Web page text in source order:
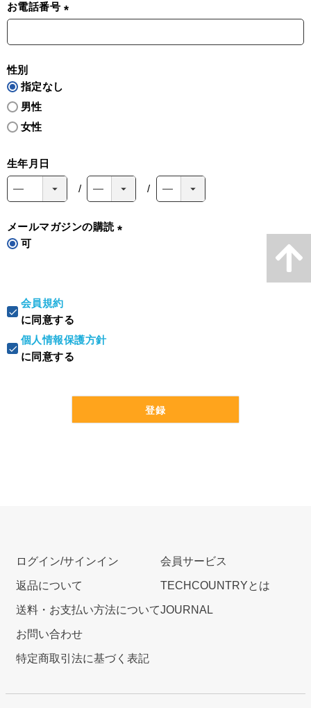
お電話番号
必
性別
指定なし
男性
女性
生年月日
メールマガジンの購読
可
会員規約
に同意する
個人情報保護方針
に同意する
登録
ログイン/サインイン
返品について
送料・お支払い方法について
お問い合わせ
特定商取引法に基づく表記
会員サービス
TECHCOUNTRYとは
JOURNAL